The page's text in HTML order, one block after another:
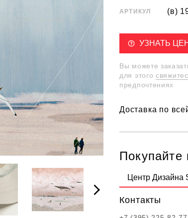
АРТИКУЛ (в)
УЗНАТЬ
Вы можете
для этого
предпочтениях
Доставка по
Покупайте
Центр Дизайна
Контакты